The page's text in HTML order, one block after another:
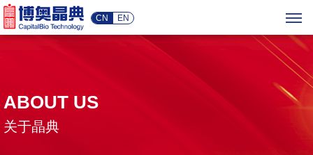
CN EN
ABOUT US
关于晶典